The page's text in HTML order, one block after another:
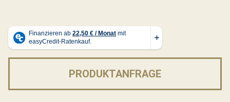
PRODUKTANFRAGE